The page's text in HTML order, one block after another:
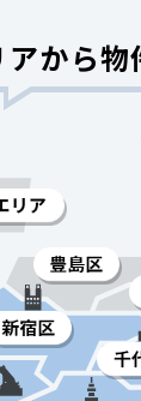
アから物